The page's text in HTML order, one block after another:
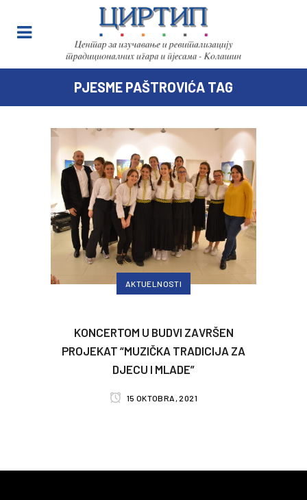
PJESME PAŠTROVIĆA TAG
AKTUELNOSTI
KONCERTOM U BUDVI ZAVRŠEN
PROJEKAT “MUZIČKA TRADICIJA ZA
DJECU I MLADE”
15 OKTOBRA, 2021